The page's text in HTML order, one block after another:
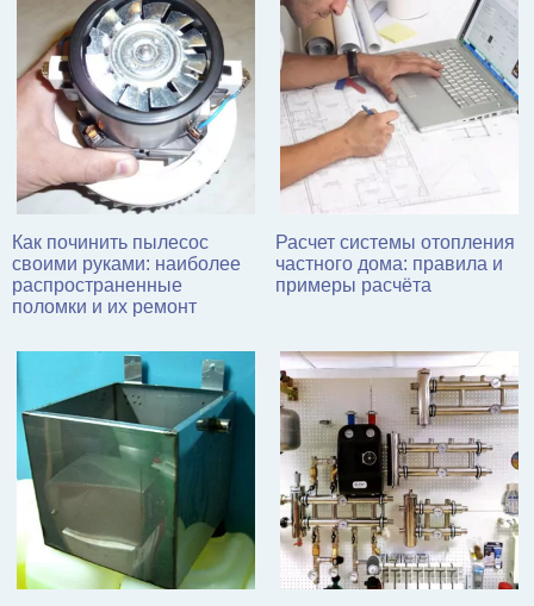
Как починить пылесос
своими руками: наиболее
распространенные
поломки и их ремонт
Расчет системы отопления
частного дома: правила и
примеры расчёта